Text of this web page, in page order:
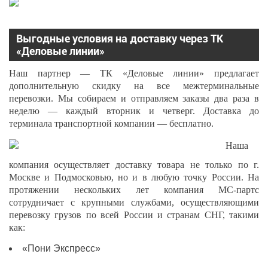
Выгодные условия на доставку через ТК
«Деловые линии»
Наш партнер — ТК «Деловые линии» предлагает
дополнительную скидку на все межтерминальные
перевозки. Мы собираем и отправляем заказы два раза в
неделю — каждый вторник и четверг. Доставка до
терминала транспортной компании — бесплатно.
Наша
компания осуществляет доставку товара не только по г.
Москве и Подмосковью, но и в любую точку России. На
протяжении нескольких лет компания МС-партс
сотрудничает с крупными службами, осуществляющими
перевозку грузов по всей России и странам СНГ, такими
как:
«Пони Экспресс»